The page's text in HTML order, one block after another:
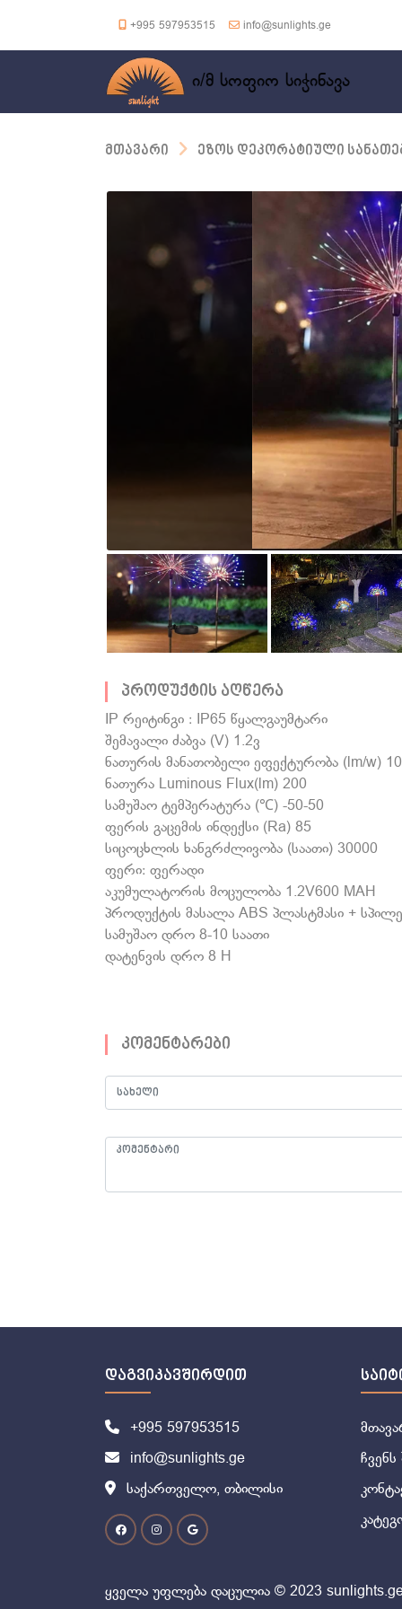
+995 597953515 info@sunlights.ge
ი/მ სოფიო სიჭინავა
მთავარი ეზოს დეკორატიული
პროდუქტის აღწერა
IP რეიტინგი : IP65 წყალგაუმტარი
შემავალი ძაბვა (V) 1.2ვ
ნათურის მანათობელი ეფექტურობა (lm/w)
ნათურა Luminous Flux(lm) 200
სამუშაო ტემპერატურა (℃) -50-50
ფერის გაცემის ინდექსი (Ra) 85
სიცოცხლის ხანგრძლივობა (საათი) 30000
ფერი: ფერადი
აკუმულატორის მოცულობა 1.2V600 MAH
პროდუქტის მასალა ABS პლასტმასი +
სამუშაო დრო 8-10 საათი
დატენვის დრო 8 H
კომენტარები
დაგვიკავშირდით
+995 597953515
info@sunlights.ge
საქართველო, თბილისი
ჩვენს
ყველა უფლება დაცულია © 2023